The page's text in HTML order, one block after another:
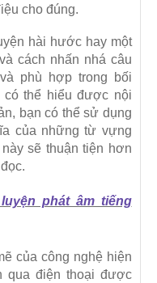
cho đúng.
hài hước hay một
cách nhấn nhá câu
phù hợp trong bối
có thể hiểu được nội
bạn có thể sử dụng
của những từ vựng
sẽ thuận tiện hơn
phát âm tiếng
của công nghệ hiện
qua điện thoại được